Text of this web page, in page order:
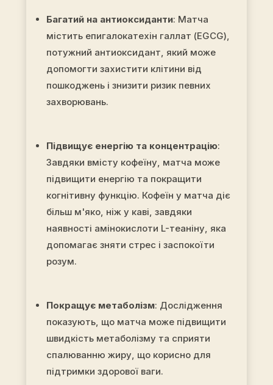
Багатий на антиоксиданти: Матча
містить епигалокатехін галлат (EGCG),
потужний антиоксидант, який може
допомогти захистити клітини від
пошкоджень і знизити ризик певних
захворювань.
Підвищує енергію та концентрацію:
Завдяки вмісту кофеїну, матча може
підвищити енергію та покращити
когнітивну функцію. Кофеїн у матча діє
більш м'яко, ніж у каві, завдяки
наявності амінокислоти L-теаніну, яка
допомагає зняти стрес і заспокоїти
розум.
Покращує метаболізм: Дослідження
показують, що матча може підвищити
швидкість метаболізму та сприяти
спалюванню жиру, що корисно для
підтримки здорової ваги.